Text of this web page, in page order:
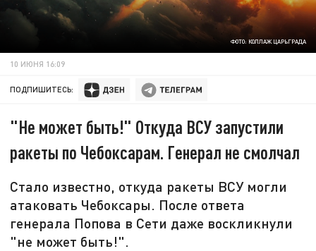
ФОТО: КОЛЛАЖ ЦАРЬГРАДА
10 ИЮНЯ 16:09
ПОДПИШИТЕСЬ:
"Не может быть!" Откуда ВСУ запустили
ракеты по Чебоксарам. Генерал не смолчал
Стало известно, откуда ракеты ВСУ могли
атаковать Чебоксары. После ответа
генерала Попова в Сети даже воскликнули
"не может быть!".